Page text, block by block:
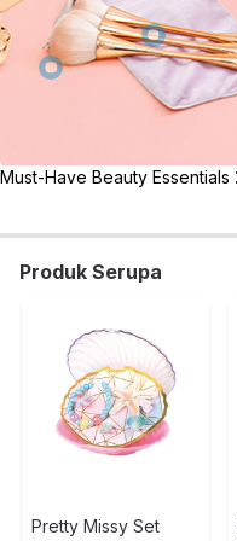
Must-Have Beauty Essentials
Produk Serupa
Pretty Missy Set